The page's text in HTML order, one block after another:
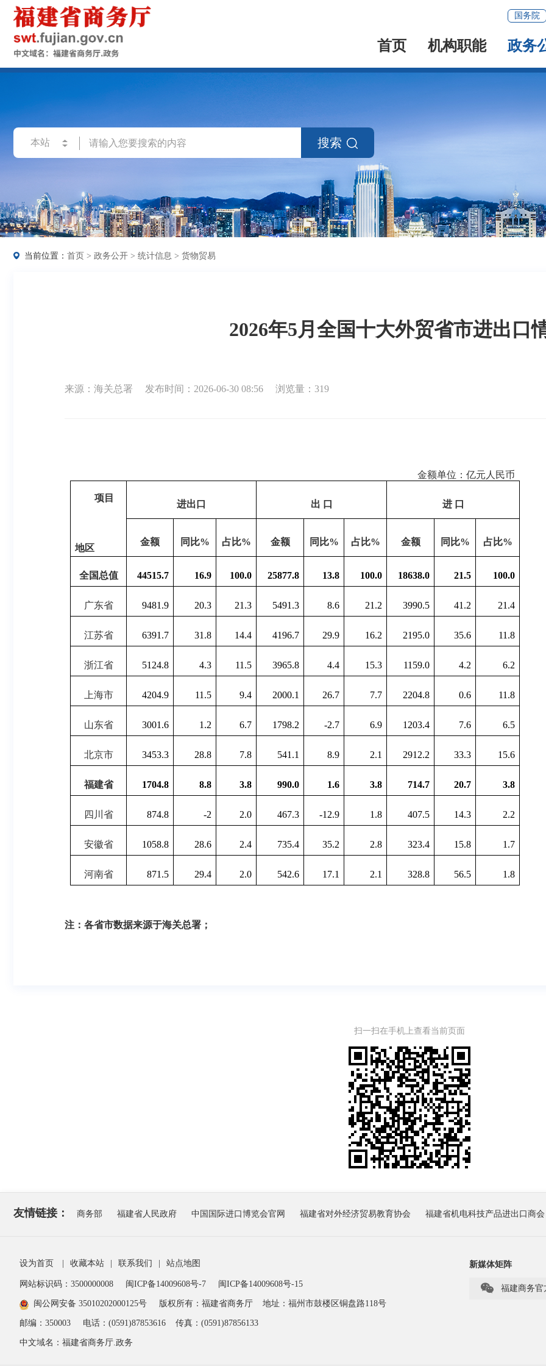
国务院
首页 机构职能 政务
搜索
当前位置： 首页 > 政务公开 > 统计信息 > 货物贸易
2026年5月全国十大外贸省市进出口
来源：海关总署 发布时间：2026-06-30 08:56 浏览量：319
金额单位：亿元人民币
项目
地区
进出口 出 口 进 口
金额 同比% 占比% 金额 同比% 占比% 金额 同比% 占比%
全国总值 44515.7 16.9 100.0 25877.8 13.8 100.0 18638.0 21.5 100.0
广东省 9481.9 20.3 21.3 5491.3 8.6 21.2 3990.5 41.2 21.4
江苏省 6391.7 31.8 14.4 4196.7 29.9 16.2 2195.0 35.6 11.8
浙江省 5124.8 4.3 11.5 3965.8 4.4 15.3 1159.0 4.2 6.2
上海市 4204.9 11.5 9.4 2000.1 26.7 7.7 2204.8 0.6 11.8
山东省 3001.6 1.2 6.7 1798.2 -2.7 6.9 1203.4 7.6 6.5
北京市 3453.3 28.8 7.8 541.1 8.9 2.1 2912.2 33.3 15.6
福建省 1704.8 8.8 3.8 990.0 1.6 3.8 714.7 20.7 3.8
四川省 874.8 -2 2.0 467.3 -12.9 1.8 407.5 14.3 2.2
安徽省 1058.8 28.6 2.4 735.4 35.2 2.8 323.4 15.8 1.7
河南省 871.5 29.4 2.0 542.6 17.1 2.1 328.8 56.5 1.8
注： 各省市数据来源于海关总署 ；
扫一扫在手机上查看当前页面
友情链接： 商务部 福建省人民政府 中国国际进口博览会官网 福建省对外经济贸易教育协会 福建省机电科技产品进出口商会
设为首页 收藏本站 联系我们 站点地图
网站标识码：3500000008 闽ICP备14009608号-7 闽ICP备14009608号-15
闽公网安备 35010202000125号 版权所有：福建省商务厅 地址：福州市鼓楼区铜盘路118号
邮编：350003 电话：(0591)87853616 传真：(0591)87856133
中文域名：福建省商务厅.政务
新媒体矩阵
 福建商务官